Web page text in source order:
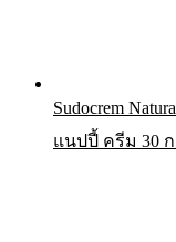
Sudocrem
แนปปี้ ครีม 30